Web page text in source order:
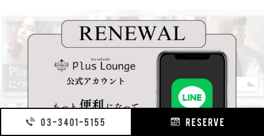
03-3401-5155 RESERVE